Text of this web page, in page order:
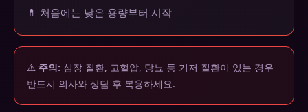
💊 처음에는 낮은 용량부터 시작
⚠️ 주의: 심장 질환, 고혈압, 당뇨 등 기저 질환이 있는 경우
반드시 의사와 상담 후 복용하세요.